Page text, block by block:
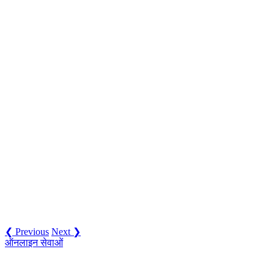
❮ Previous Next ❯
ऑनलाइन सेवाओं